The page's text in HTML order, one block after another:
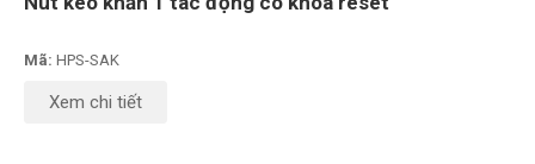
Mã: HPS-SAK
Xem chi tiết